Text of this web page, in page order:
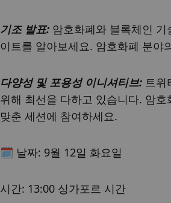
기조 발표: 암호화폐와 블록체인
이트를 알아보세요. 암호화폐 분야
다양성 및 포용성 이니셔티브: 트위
위해 최선을 다하고 있습니다. 암
맞춘 세션에 참여하세요.
🗓️ 날짜: 9월 12일 화요일
시간: 13:00 싱가포르 시간